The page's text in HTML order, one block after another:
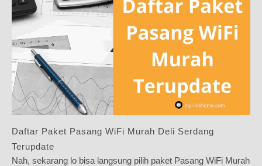
Daftar Paket Pasang WiFi Murah Deli Serdang
Terupdate
Nah, sekarang lo bisa langsung pilih paket Pasang WiFi Murah